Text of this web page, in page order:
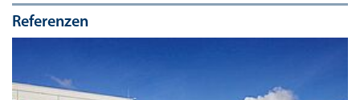
Referenzen